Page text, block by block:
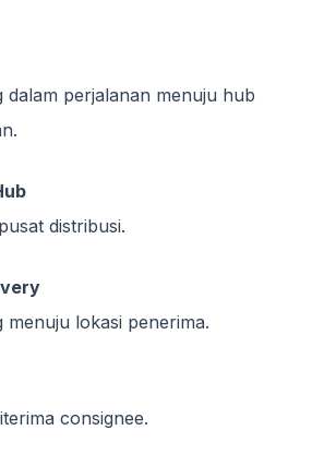
dalam perjalanan menuju hub
distribusi.
menuju lokasi penerima.
consignee.